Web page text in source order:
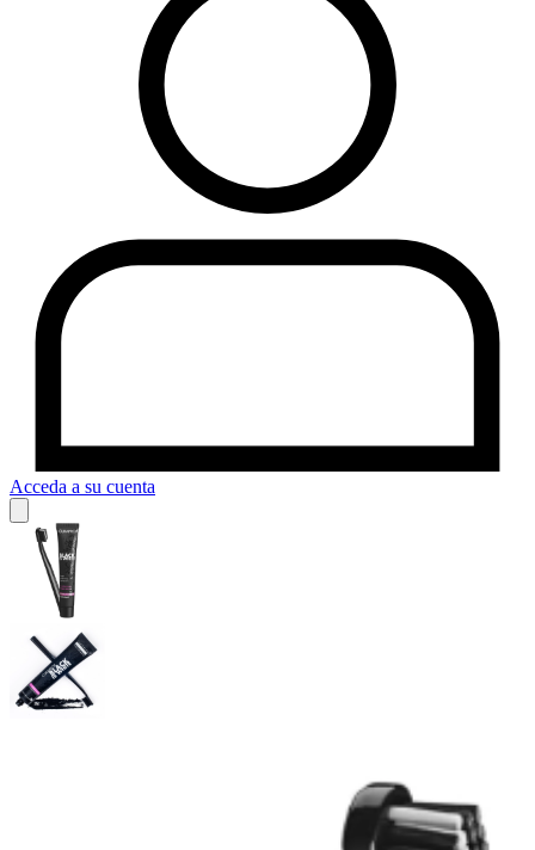
Acceda a su cuenta